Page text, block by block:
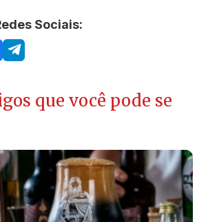
Sociais:
que você pode se